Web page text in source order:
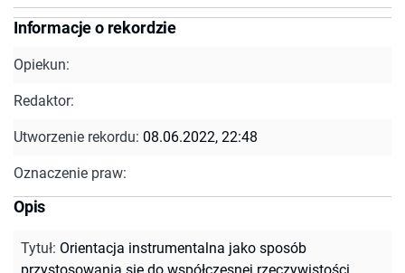
Informacje o rekordzie
Opiekun:
Redaktor:
Utworzenie rekordu: 08.06.2022, 22:48
Oznaczenie praw:
Opis
Tytuł: Orientacja instrumentalna jako sposób
przystosowania się do współczesnej rzeczywistości